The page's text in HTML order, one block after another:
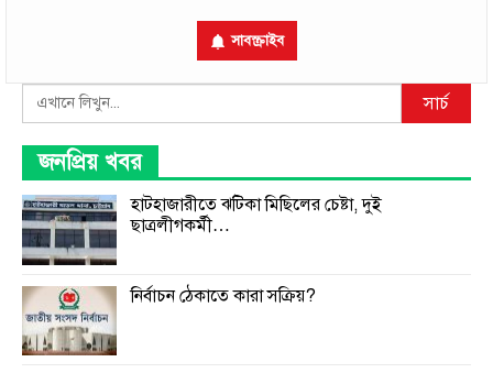
সাবস্ক্রাইব
Search সার্চ
জনপ্রিয় খবর
হাটহাজারীতে ঝটিকা মিছিলের চেষ্টা, দুই
ছাত্রলীগকর্মী…
নির্বাচন ঠেকাতে কারা সক্রিয়?